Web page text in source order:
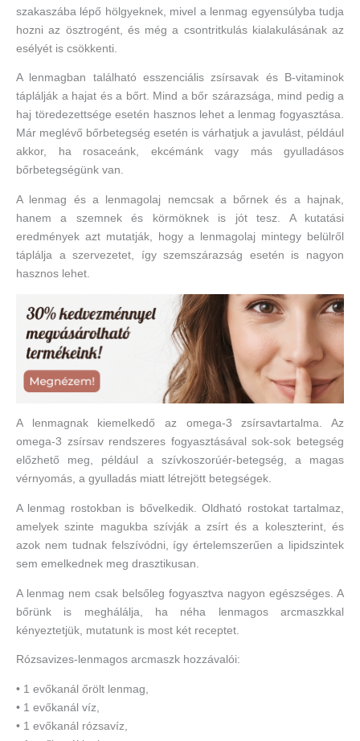
szakaszába lépő hölgyeknek, mivel a lenmag egyensúlyba tudja
hozni az ösztrogént, és még a csontritkulás kialakulásának az
esélyét is csökkenti.
A lenmagban található esszenciális zsírsavak és B-vitaminok
táplálják a hajat és a bőrt. Mind a bőr szárazsága, mind pedig a
haj töredezettsége esetén hasznos lehet a lenmag fogyasztása.
Már meglévő bőrbetegség esetén is várhatjuk a javulást, például
akkor, ha rosaceánk, ekcémánk vagy más gyulladásos
bőrbetegségünk van.
A lenmag és a lenmagolaj nemcsak a bőrnek és a hajnak,
hanem a szemnek és körmöknek is jót tesz. A kutatási
eredmények azt mutatják, hogy a lenmagolaj mintegy belülről
táplálja a szervezetet, így szemszárazság esetén is nagyon
hasznos lehet.
A lenmagnak kiemelkedő az omega-3 zsírsavtartalma. Az
omega-3 zsírsav rendszeres fogyasztásával sok-sok betegség
előzhető meg, például a szívkoszorúér-betegség, a magas
vérnyomás, a gyulladás miatt létrejött betegségek.
A lenmag rostokban is bővelkedik. Oldható rostokat tartalmaz,
amelyek szinte magukba szívják a zsírt és a koleszterint, és
azok nem tudnak felszívódni, így értelemszerűen a lipidszintek
sem emelkednek meg drasztikusan.
A lenmag nem csak belsőleg fogyasztva nagyon egészséges. A
bőrünk is meghálálja, ha néha lenmagos arcmaszkkal
kényeztetjük, mutatunk is most két receptet.
Rózsavizes-lenmagos arcmaszk hozzávalói:
• 1 evőkanál őrölt lenmag,
• 1 evőkanál víz,
• 1 evőkanál rózsavíz,